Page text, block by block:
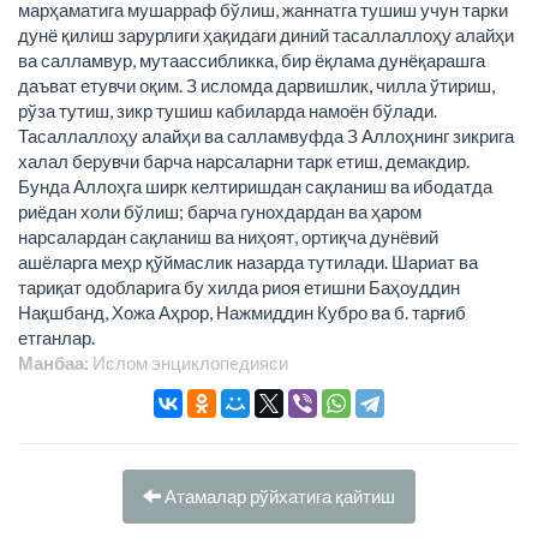
марҳаматига мушарраф бўлиш, жаннатга тушиш учун тарки
дунё қилиш зарурлиги ҳақидаги диний тасаллаллоҳу алайҳи
ва салламвур, мутаассибликка, бир ёқлама дунёқарашга
даъват етувчи оқим. З исломда дарвишлик, чилла ўтириш,
рўза тутиш, зикр тушиш кабиларда намоён бўлади.
Тасаллаллоҳу алайҳи ва салламвуфда З Аллоҳнинг зикрига
халал берувчи барча нарсаларни тарк етиш, демакдир.
Бунда Аллоҳга ширк келтиришдан сақланиш ва ибодатда
риёдан холи бўлиш; барча гунохдардан ва ҳаром
нарсалардан сақланиш ва ниҳоят, ортиқча дунёвий
ашёларга меҳр қўймаслик назарда тутилади. Шариат ва
тариқат одобларига бу хилда риоя етишни Баҳоуддин
Нақшбанд, Хожа Аҳрор, Нажмиддин Кубро ва б. тарғиб
етганлар.
Манбаа: Ислом энциклопeдияси
Атамалар рўйхатига қайтиш